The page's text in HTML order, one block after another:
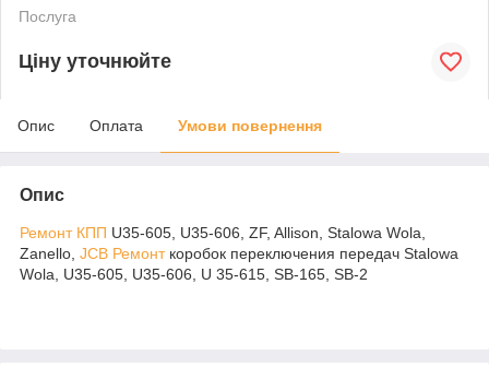
Послуга
Ціну уточнюйте
Опис Оплата Умови повернення
Опис
Ремонт КПП U35-605, U35-606, ZF, Allison, Stalowa Wola,
Zanello, JCB Ремонткоробок переключения передач Stalowa
Wola, U35-605, U35-606, U 35-615, SB-165, SB-2